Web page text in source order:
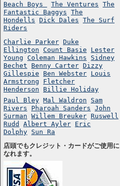
Beach Boys The Ventures The
Fantastic Baggys The
Hondells Dick Dales The Surf
Riders
Charlie Parker Duke
Ellington Count Basie
Lester
Young Coleman Hawkins
Sidney
Bechet
Benny Carter Dizzy
Gillespie
Ben Webster Louis
Armstrong
Fletcher
Henderson
Billie Holiday
Paul Bley Mal Waldron
Sam
Rivers
Pharoah Sanders John
Surman Willem Breuker Ruswell
Rudd
Albert Ayler Eric
Dolphy Sun Ra
店頭でもクレジット・カードがご使用に
なれます。